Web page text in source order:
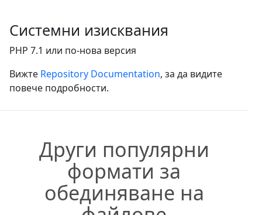
Системни изисквания
PHP 7.1 или по-нова версия
Вижте Repository Documentation, за да видите
повече подробности.
Други популярни
формати за
обединяване на